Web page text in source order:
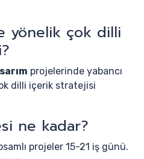
yönelik çok dilli
projelerinde yabancı
dilli içerik stratejisi
ne kadar?
projeler 15-21 iş günü.